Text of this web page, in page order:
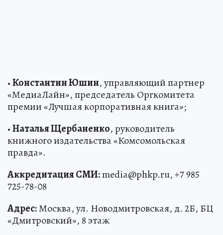
•Константин Юшин, управляющий партнер
«МедиаЛайн», председатель Оргкомитета
премии «Лучшая корпоративная книга»;
•Наталья Щербаненко, руководитель
книжного издательства «Комсомольская
правда».
Аккредитация СМИ:media@phkp.ru, +7 985
725-78-08
Адрес:Москва, ул. Новодмитровская, д. 2Б, БЦ
«Дмитровский», 8 этаж